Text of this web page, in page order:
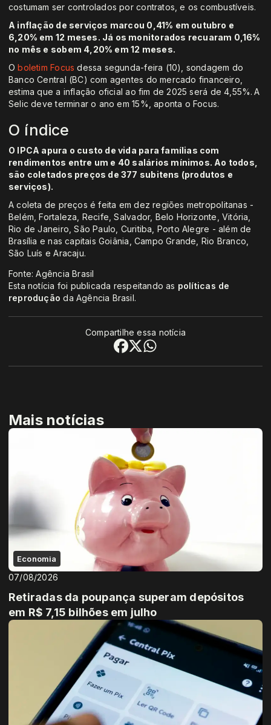
costumam ser controlados por contratos, e os combustíveis.
A inflação de serviços marcou 0,41% em outubro e
6,20% em 12 meses. Já os monitorados recuaram 0,16%
no mês e sobem 4,20% em 12 meses.
Oboletim Focus dessa segunda-feira (10), sondagem do
Banco Central (BC) com agentes do mercado financeiro,
estima que a inflação oficial ao fim de 2025 será de 4,55%. A
Selic deve terminar o ano em 15%, aponta o Focus.
O índice
O IPCA apura o custo de vida para famílias com
rendimentos entre um e 40 salários mínimos. Ao todos,
são coletados preços de 377 subitens (produtos e
serviços).
A coleta de preços é feita em dez regiões metropolitanas -
Belém, Fortaleza, Recife, Salvador, Belo Horizonte, Vitória,
Rio de Janeiro, São Paulo, Curitiba, Porto Alegre - além de
Brasília e nas capitais Goiânia, Campo Grande, Rio Branco,
São Luís e Aracaju.
Fonte: Agência Brasil
Esta notícia foi publicada respeitando as políticas de
reprodução da Agência Brasil.
Compartilhe essa notícia
Mais notícias
Economia
07/08/2026
Retiradas da poupança superam depósitos
em R$ 7,15 bilhões em julho